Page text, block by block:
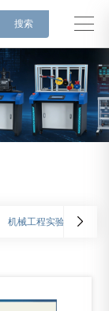
机械工程实验 车辆